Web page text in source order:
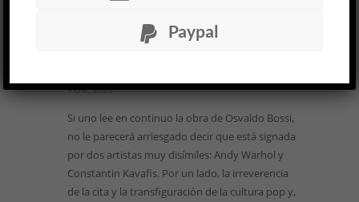
9 ENE, 2020
Si uno lee en continuo la obra de Osvaldo Bossi,
no le parecerá arriesgado decir que está signada
por dos artistas muy disímiles: Andy Warhol y
Constantin Kavafis. Por un lado, la irreverencia
de la cita y la transfiguración de la cultura pop y,
Paypal